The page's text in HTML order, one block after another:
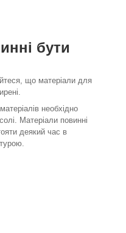
бути
що матеріали для
необхідно
Матеріали повинні
деякий час в